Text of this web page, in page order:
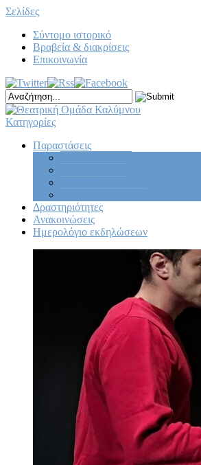
Σελίδες
Σύντομο ιστορικό
Βραβεία & διακρίσεις
Επικοινωνία
Κατηγορίες
Παραστάσεις
Δραστηριότητες
Ανακοινώσεις
Ημερολόγιο εκδηλώσεων